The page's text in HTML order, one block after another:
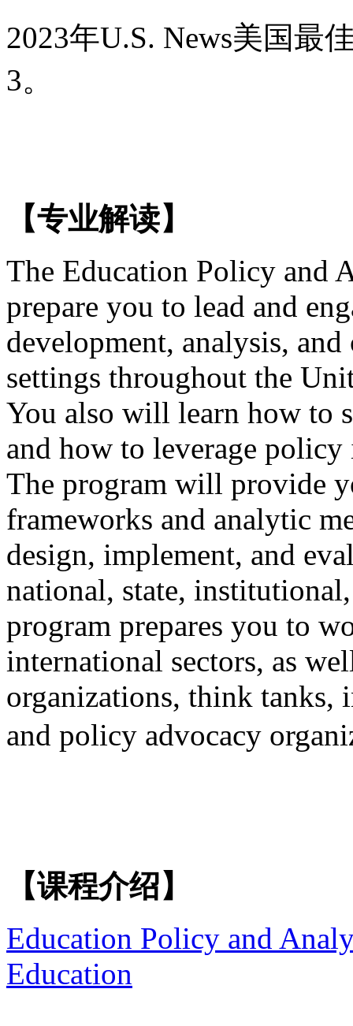
2023年U.S. News美国最
3。
【专业解读】
The Education Policy and
prepare you to lead and
development, analysis,
settings throughout the
You also will learn how to
and how to leverage
The program will provide
frameworks and analytic
design, implement, and
national, state,
program prepares you to
international sectors, as
organizations, think tanks,
and policy advocacy
【课程介绍】
Education Policy and
Education